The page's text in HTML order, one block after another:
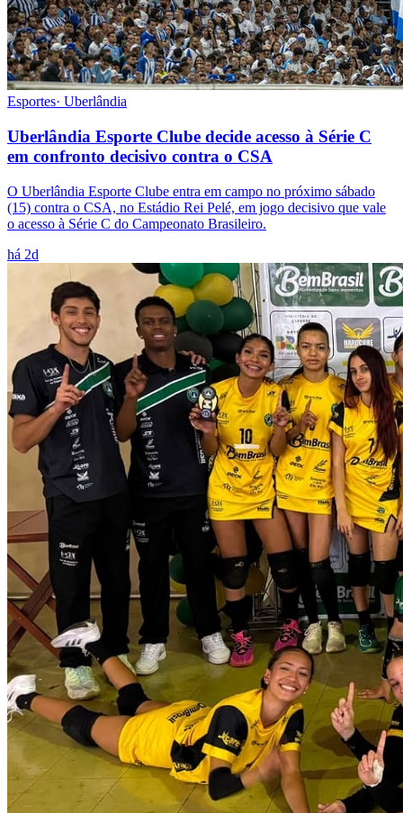
Esportes· Uberlândia
Uberlândia Esporte Clube decide acesso à Série C
em confronto decisivo contra o CSA
O Uberlândia Esporte Clube entra em campo no próximo sábado
(15) contra o CSA, no Estádio Rei Pelé, em jogo decisivo que vale
o acesso à Série C do Campeonato Brasileiro.
há 2d